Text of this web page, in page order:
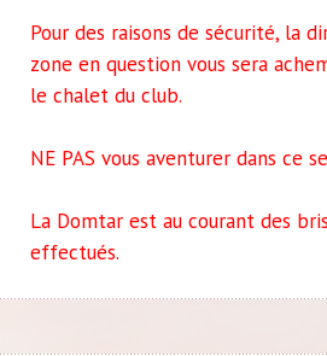
Pour des raisons de sécurité, la
zone en question vous sera
le chalet du club.
NE PAS vous aventurer dans ce
La Domtar est au courant des
effectués.